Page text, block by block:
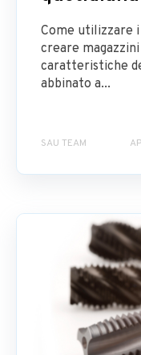
Come utilizzare
creare
caratteristiche
abbinato a...
SAU TEAM